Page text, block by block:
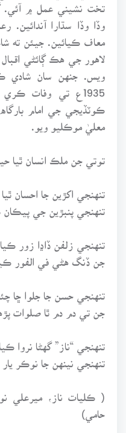
تخت نشيني عمل ۾ آئي.
وڏا وڏا سڌارا آندائين.
معاف ڪيائين. جيئن ته
لاهور جي هڪ ڳائڻي
1935ع تي وفات
معليٰ موڪليو ويو.
توتي جن ملڪ انسان ٿيا
تنهنجي اکڙين جا احسان
تنهنجي پنبڙين جي پيڪان
تنهنجي زلفن ڏاڍا زور
جن ڏنگ هڻي في الفور
تنهنجي حسن جا جلوا ڇا
جن تي دم دم ٿا صلوات
تنهنجي “ناز” گهڻا نروا
تنهنجي نينهن جا نوڪر يار
( ڪليات ناز، ميرعلي
حامي)